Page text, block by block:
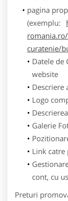
pagina
(exemplu:
curatenie/
Datele de
website
Descriere
Logo
Galerie
Link
cont, cu
Preturi